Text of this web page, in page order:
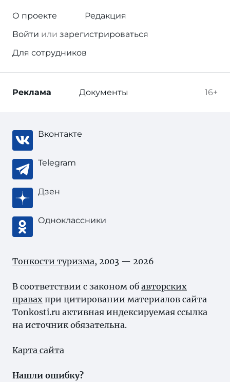
О проекте
Редакция
Войти или зарегистрироваться
Для сотрудников
16+
Реклама Документы
Вконтакте
Telegram
Дзен
Одноклассники
Тонкости туризма, 2003 — 2026
В соответствии с законом об авторских
правах при цитировании материалов сайта
Tonkosti.ru активная индексируемая ссылка
на источник обязательна.
Карта сайта
Нашли ошибку?